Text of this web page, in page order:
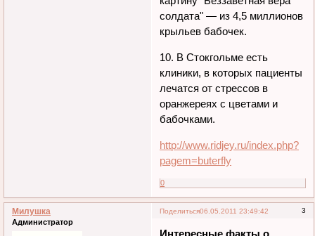
солдата" — из 4,5 миллионов
крыльев бабочек.
10. В Стокгольме есть
клиники, в которых пациенты
лечатся от стрессов в
оранжереях с цветами и
бабочками.
http://www.ridjey.ru/index.php?
pagem=buterfly
0
Поделиться 3
06.05.2011 23:49:42
Милушка
Администратор
Интересные факты о